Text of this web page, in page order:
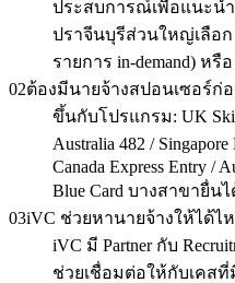
ประสบการณ์เพื่อแนะน
ปราจีนบุรีส่วนใหญ่เลือ
รายการ in-demand) หรื
02ต้องมีนายจ้างสปอนเซอร์ก่
ขึ้นกับโปรแกรม: UK
Australia 482 /
Canada Express Entry /
Blue Card บางสาขายื่น
03iVC ช่วยหานายจ้างให้ได้ไ
iVC มี Partner กับ
ช่วยเชื่อมต่อให้กับเคส